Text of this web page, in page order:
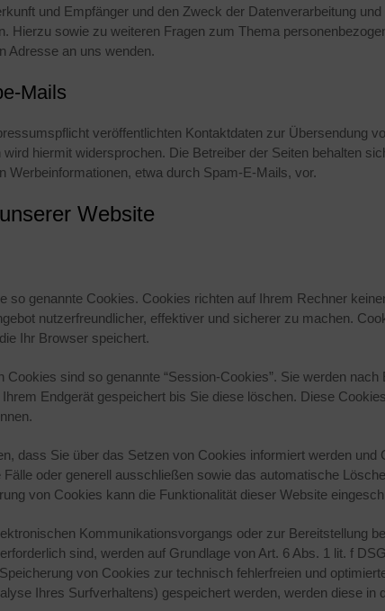
und Empfänger und den Zweck der Datenverarbeitung
Hierzu sowie zu weiteren Fragen zum Thema
Adresse an uns wenden.
Mails
veröffentlichten Kontaktdaten zur Übersendung
hiermit widersprochen. Die Betreiber der Seiten behalten
Werbeinformationen, etwa durch Spam-E-Mails, vor.
Website
so genannte Cookies. Cookies richten auf Ihrem Rechner
nutzerfreundlicher, effektiver und sicherer zu machen.
Ihr Browser speichert.
sind so genannte “Session-Cookies”. Sie werden
Endgerät gespeichert bis Sie diese löschen. Diese
dass Sie über das Setzen von Cookies informiert werden und
oder generell ausschließen sowie das automatische
von Cookies kann die Funktionalität dieser Website
Kommunikationsvorgangs oder zur Bereitstellung
sind, werden auf Grundlage von Art. 6 Abs. 1 lit. f
von Cookies zur technisch fehlerfreien und
Ihres Surfverhaltens) gespeichert werden, werden diese in